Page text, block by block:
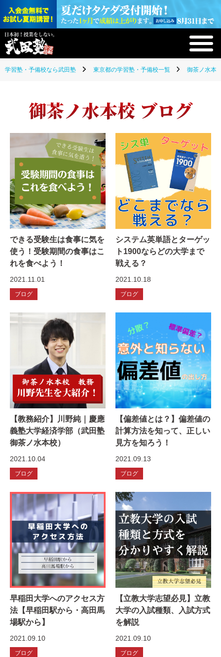
学習塾・予備校なら武田塾 東京都の学習塾・予備校一覧 御茶ノ水本
御茶ノ水本校 ブログ
できる受験生は食事に気を
使う！受験期間の食事はこ
れを食べよう！
2021.11.01
ブログ
システム英単語とターゲッ
ト1900ならどの大学まで
戦える？
2021.10.18
ブログ
【教務紹介】川野純｜慶應
義塾大学経済学部（武田塾
御茶ノ水本校）
2021.10.04
ブログ
【偏差値とは？】偏差値の
計算方法を知って、正しい
見方を知ろう！
2021.09.13
ブログ
早稲田大学へのアクセス方
法【早稲田駅から・高田馬
場駅から】
2021.09.10
ブログ
【立教大学志望必見】立教
大学の入試種類、入試方式
を解説
2021.09.10
ブログ